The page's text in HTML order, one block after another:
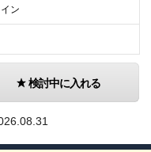
ン
検討中に入れる